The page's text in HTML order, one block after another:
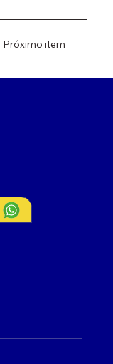
Próximo item